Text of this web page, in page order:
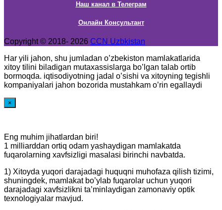
Наш канал в Телеграм
Онлайн Консультант
Copyright © 2018- 2026 CCN Uzbkistan
Har yili jahon, shu jumladan o’zbekiston mamlakatlarida
xitoy tilini biladigan mutaxassislarga bo’lgan talab ortib
bormoqda. iqtisodiyotning jadal o’sishi va xitoyning tegishli
kompaniyalari jahon bozorida mustahkam o’rin egallaydi
×
Eng muhim jihatlardan biri!
1 milliarddan ortiq odam yashaydigan mamlakatda
fuqarolarning xavfsizligi masalasi birinchi navbatda.
1) Xitoyda yuqori darajadagi huquqni muhofaza qilish tizimi,
shuningdek, mamlakat bo’ylab fuqarolar uchun yuqori
darajadagi xavfsizlikni ta’minlaydigan zamonaviy optik
texnologiyalar mavjud.